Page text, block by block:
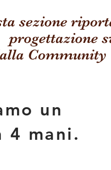
un
4 mani.
sezione
progettazione